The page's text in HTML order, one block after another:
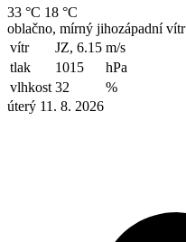
33 °C 18 °C
oblačno, mírný jihozápadní vítr
vítr
JZ, 6.15 m/s
tlak
1015
hPa
vlhkost 32
%
úterý 11. 8. 2026